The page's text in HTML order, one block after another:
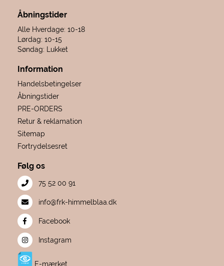
Åbningstider
Alle Hverdage: 10-18
Lørdag: 10-15
Søndag: Lukket
Information
Handelsbetingelser
Åbningstider
PRE-ORDERS
Retur & reklamation
Sitemap
Fortrydelsesret
Følg os
75 52 00 91
info@frk-himmelblaa.dk
Facebook
Instagram
E-mærket